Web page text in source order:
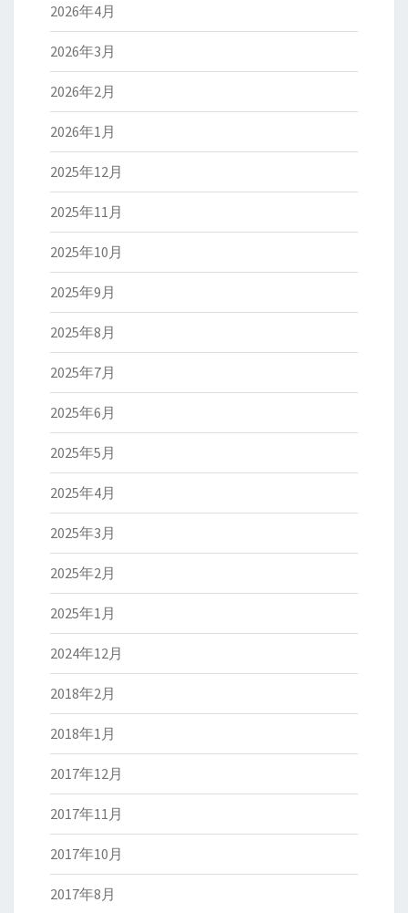
2026年4月
2026年3月
2026年2月
2026年1月
2025年12月
2025年11月
2025年10月
2025年9月
2025年8月
2025年7月
2025年6月
2025年5月
2025年4月
2025年3月
2025年2月
2025年1月
2024年12月
2018年2月
2018年1月
2017年12月
2017年11月
2017年10月
2017年8月